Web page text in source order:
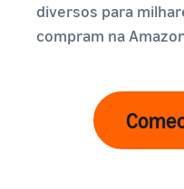
diversos para
compram na